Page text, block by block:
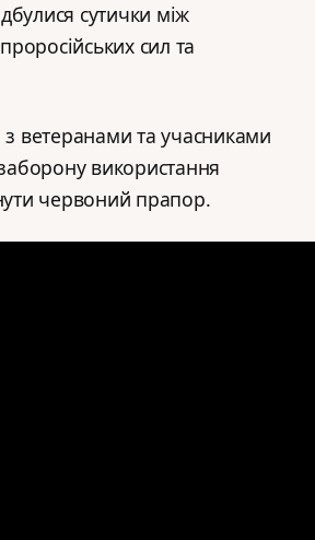
сутички між
сил та
ветеранами та учасниками
використання
червоний прапор.